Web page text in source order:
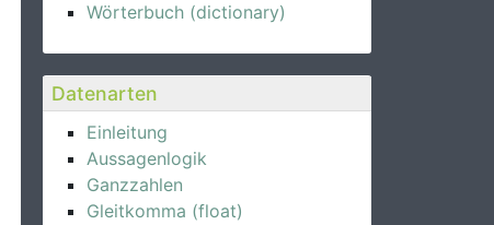
Wörterbuch (dictionary)
Datenarten
Einleitung
Aussagenlogik
Ganzzahlen
Gleitkomma (float)